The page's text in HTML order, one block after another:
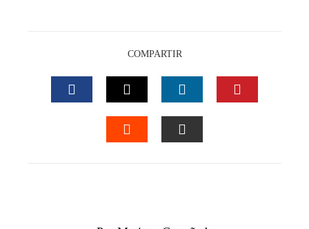
COMPARTIR
FACEBOOKTWITTERLINKEDIN